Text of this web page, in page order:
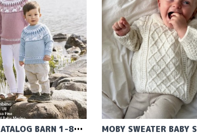
MÖNSTERKATALOG BARN 1-8ÅR 2323 I BAMBINO, TREND BABY MERINO ELLER TREND MERINO PETITE